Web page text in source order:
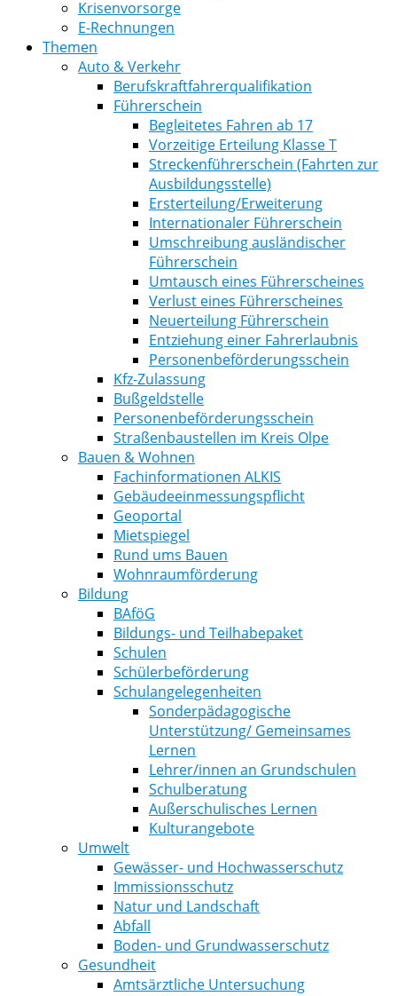
Krisenvorsorge
E-Rechnungen
Themen
Auto & Verkehr
Berufskraftfahrerqualifikation
Führerschein
Begleitetes Fahren ab 17
Vorzeitige Erteilung Klasse T
Streckenführerschein (Fahrten zur
Ausbildungsstelle)
Ersterteilung/Erweiterung
Internationaler Führerschein
Umschreibung ausländischer
Führerschein
Umtausch eines Führerscheines
Verlust eines Führerscheines
Neuerteilung Führerschein
Entziehung einer Fahrerlaubnis
Personenbeförderungsschein
Kfz-Zulassung
Bußgeldstelle
Personenbeförderungsschein
Straßenbaustellen im Kreis Olpe
Bauen & Wohnen
Fachinformationen ALKIS
Gebäudeeinmessungspflicht
Geoportal
Mietspiegel
Rund ums Bauen
Wohnraumförderung
Bildung
BAföG
Bildungs- und Teilhabepaket
Schulen
Schülerbeförderung
Schulangelegenheiten
Sonderpädagogische
Unterstützung/ Gemeinsames
Lernen
Lehrer/innen an Grundschulen
Schulberatung
Außerschulisches Lernen
Kulturangebote
Umwelt
Gewässer- und Hochwasserschutz
Immissionsschutz
Natur und Landschaft
Abfall
Boden- und Grundwasserschutz
Gesundheit
Amtsärztliche Untersuchung